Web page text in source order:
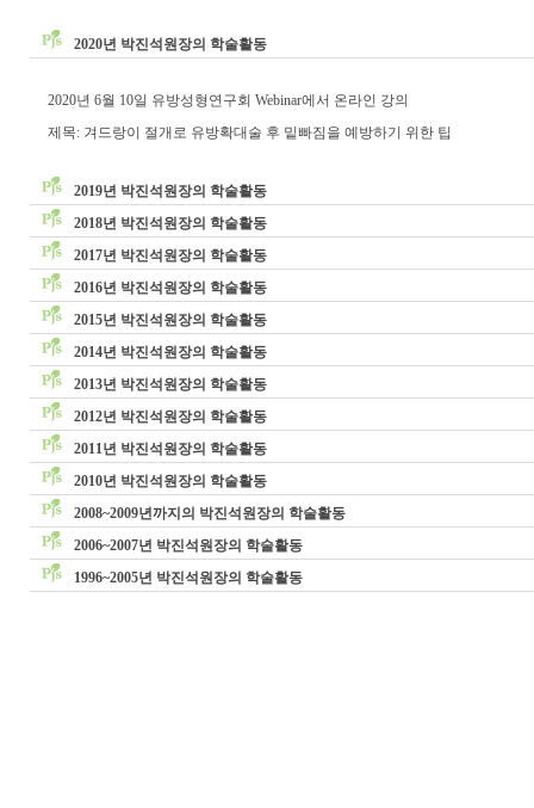
2020년 박진석원장의 학술활동
2020년 6월 10일 유방성형연구회 Webinar에서 온라인 강의
제목: 겨드랑이 절개로 유방확대술 후 밑빠짐을 예방하기 위한 팁
2019년 박진석원장의 학술활동
2018년 박진석원장의 학술활동
2017년 박진석원장의 학술활동
2016년 박진석원장의 학술활동
2015년 박진석원장의 학술활동
2014년 박진석원장의 학술활동
2013년 박진석원장의 학술활동
2012년 박진석원장의 학술활동
2011년 박진석원장의 학술활동
2010년 박진석원장의 학술활동
2008~2009년까지의 박진석원장의 학술활동
2006~2007년 박진석원장의 학술활동
1996~2005년 박진석원장의 학술활동